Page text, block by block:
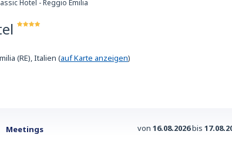
Hotel - Reggio Emilia
(RE), Italien (auf Karte anzeigen)
Meetings von 16.08.2026bis